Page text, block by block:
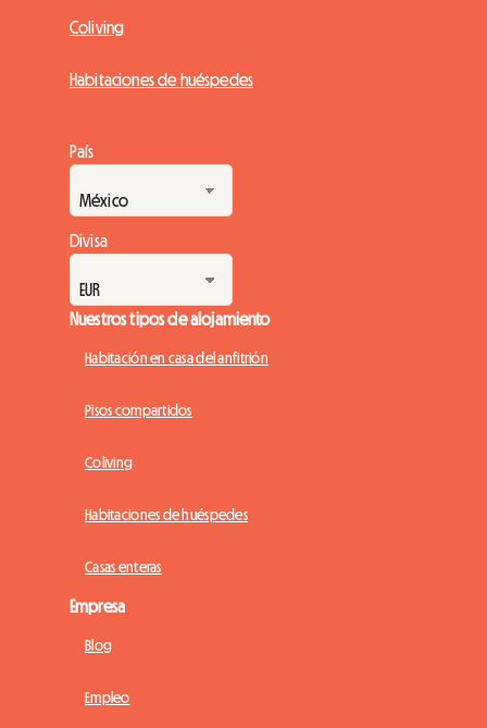
Coliving
Habitaciones de huéspedes
País
Divisa
Nuestros tipos de alojamiento
Habitación en casa del anfitrión
Pisos compartidos
Coliving
Habitaciones de huéspedes
Casas enteras
Empresa
Blog
Empleo